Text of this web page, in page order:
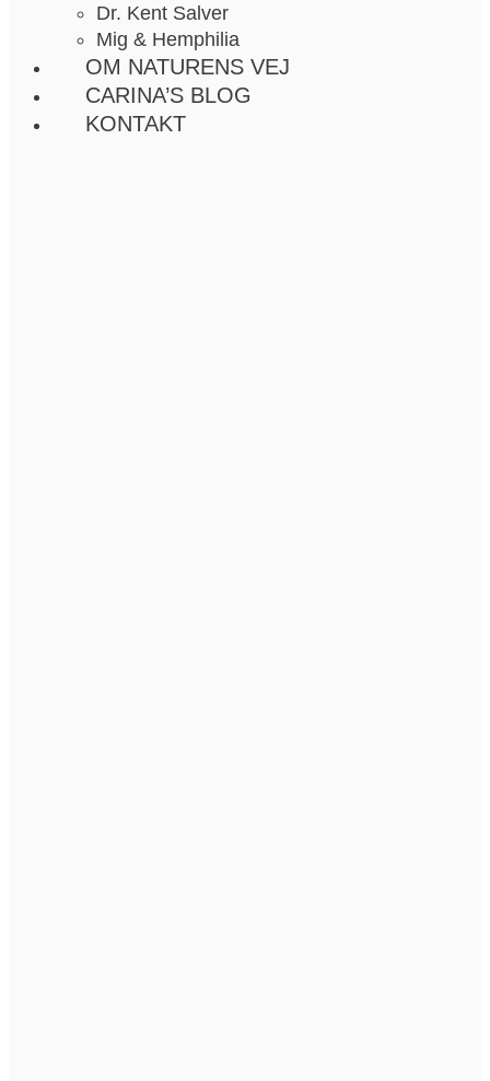
Dr. Kent Salver
Mig & Hemphilia
OM NATURENS VEJ
CARINA’S BLOG
KONTAKT